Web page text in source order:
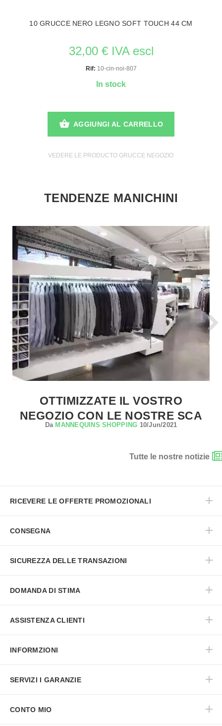
10 GRUCCE NERO LEGNO SOFT TOUCH 44 CM
32,00 € IVA escl
Rif: 10-cin-noi-807
In stock
AGGIUNGI AL CARRELLO
VEDERE LE PRODUCTO GRUCCE NEGOZIO
TENDENZE MANICHINI
OTTIMIZZATE IL VOSTRO
NEGOZIO CON LE NOSTRE SCA
Da MANNEQUINS SHOPPING 10/Jun/2021
Tutte le nostre notizie
RICEVERE LE OFFERTE PROMOZIONALI
CONSEGNA
SICUREZZA DELLE TRANSAZIONI
DOMANDA DI STIMA
ASSISTENZA CLIENTI
INFORMZIONI
SERVIZI I GARANZIE
CONTO MIO